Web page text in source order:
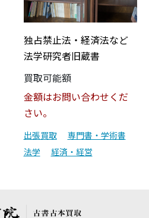
独占禁止法・経済法など
法学研究者旧蔵書
買取可能額
金額はお問い合わせくだ
さい。
出張買取
専門書・学術書
法学
経済・経営